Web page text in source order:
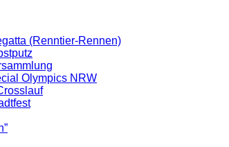
(Renntier-Rennen)
Olympics NRW